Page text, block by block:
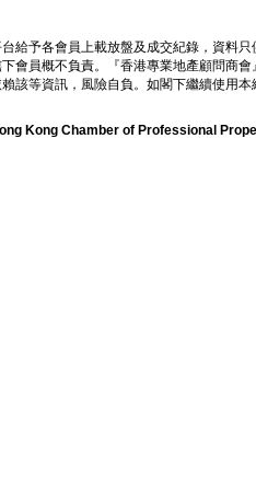
台給予各會員上載放盤及成交紀錄，資料
會員概不負責。『香港專業地產顧問商
該等資訊，風險自負。如閣下繼續使用
Kong Chamber of Professional